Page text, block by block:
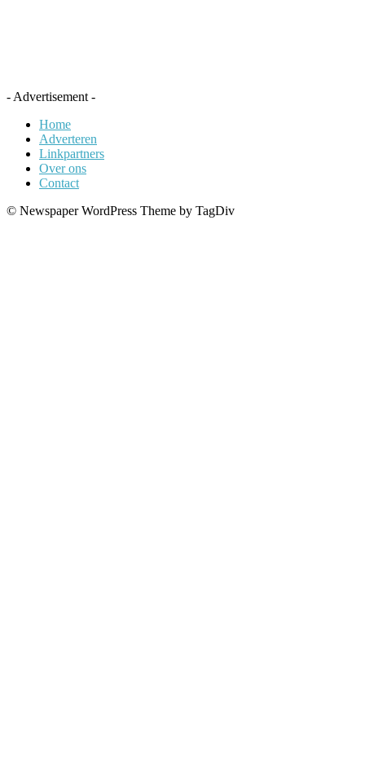
- Advertisement -
Home
Adverteren
Linkpartners
Over ons
Contact
© Newspaper WordPress Theme by TagDiv